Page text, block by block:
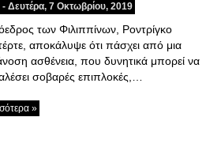
Δευτέρα, 7 Οκτωβρίου, 2019
των Φιλιππίνων, Ροντρίγκο
αποκάλυψε ότι πάσχει από μια
ασθένεια, που δυνητικά μπορεί να
σοβαρές επιπλοκές,…
»